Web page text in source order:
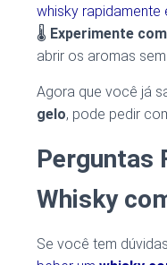
whisky
🌡 Experimente
abrir os aromas
Agora que você já
gelo, pode pedir
Perguntas
Whisky
Se você tem